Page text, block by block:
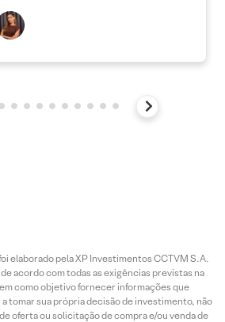
elaborado pela XP Investimentos CCTVM S.A.
acordo com todas as exigências previstas na
como objetivo fornecer informações que
tomar sua própria decisão de investimento, não
oferta ou solicitação de compra e/ou venda de